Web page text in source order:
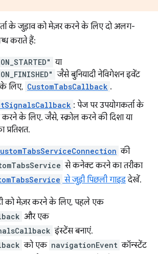
के जुड़ाव को मेज़र करने के लिए दो अलग-
कराते हैं:
या
जैसे बुनियादी नेविगेशन इवेंट
लिए, CustomTabsCallback .
: पेज पर उपयोगकर्ता के
करने के लिए. जैसे, स्क्रोल करने की दिशा या
प्रतिशत.
की
से कनेक्ट करने का तरीका
से जुड़ी पिछली गाइडदेखें.
को मेज़र करने के लिए, पहले एक
और एक
इंस्टेंस बनाएं.
को एक navigationEvent कॉन्स्टेंट